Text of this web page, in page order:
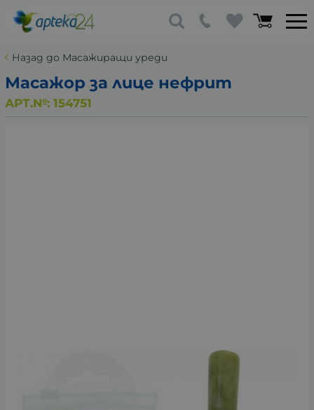
Назад до Масажиращи уреди
Масажор за лице нефрит
АРТ.№: 154751